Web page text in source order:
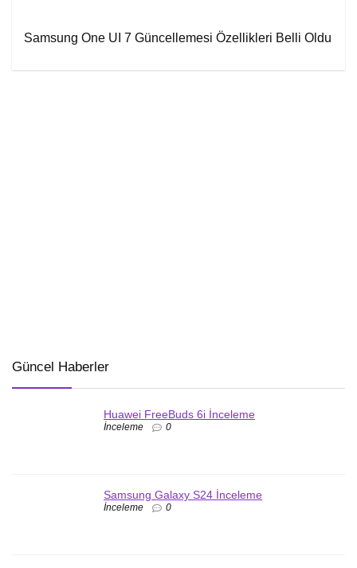
Samsung One UI 7 Güncellemesi Özellikleri Belli Oldu
Güncel Haberler
Huawei FreeBuds 6i İnceleme
İnceleme 0
Samsung Galaxy S24 İnceleme
İnceleme 0